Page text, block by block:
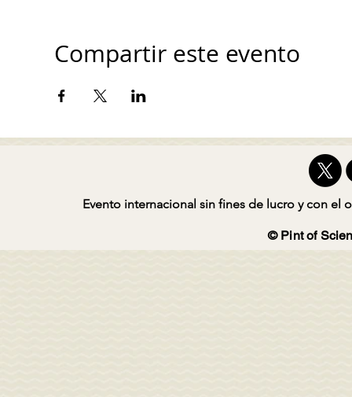
Compartir este evento
Evento internacional sin fines de lucro y con el
© Pint of